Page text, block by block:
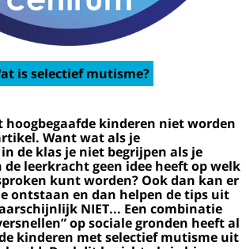
is selectief mutisme?
hoogbegaafde kinderen niet worden
Want wat als je
de klas je niet begrijpen als je
leerkracht geen idee heeft op welk
kunt worden? Ook dan kan er
ontstaan en dan helpen de tips uit
NIET... Een combinatie
op sociale gronden heeft al
kinderen met selectief mutisme uit